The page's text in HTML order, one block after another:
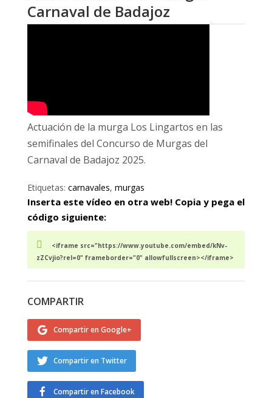
Carnaval de Badajoz
Actuación de la murga Los Lingartos en las
semifinales del Concurso de Murgas del
Carnaval de Badajoz 2025.
Etiquetas: carnavales, murgas
Inserta este vídeo en otra web! Copia y pega el
código siguiente:
<iframe src="https://www.youtube.com/embed/kNv-
zZCvjio?rel=0" frameborder="0" allowfullscreen></iframe>
COMPARTIR
Compartir en Google+
Compartir en Twitter
Compartir en Facebook